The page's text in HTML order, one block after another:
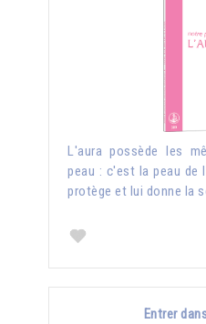
L'aura possède les
peau : c'est la peau de
protège et lui donne la
Entrer